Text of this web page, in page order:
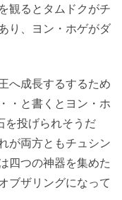
観るとタムドクがチ
り、ヨン・ホゲがダ
へ成長するするため
・と書くとヨン・ホ
を投げられそうだ
が両方ともチュシン
四つの神器を集めた
ブザリングになって